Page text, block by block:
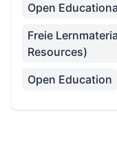
Open
Freie
Resources)
Open Education